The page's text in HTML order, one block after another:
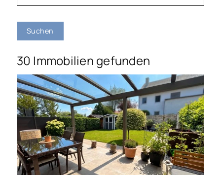
Suchen
30 Immobilien gefunden